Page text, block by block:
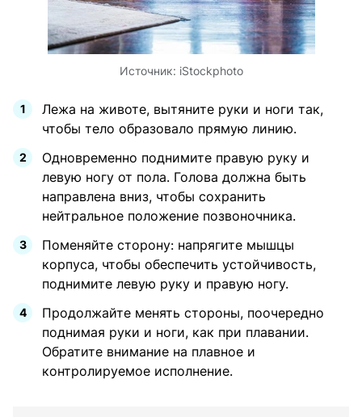
Источник: iStockphoto
Лежа на животе, вытяните руки и ноги так,
чтобы тело образовало прямую линию.
Одновременно поднимите правую руку и
левую ногу от пола. Голова должна быть
направлена ​​вниз, чтобы сохранить
нейтральное положение позвоночника.
Поменяйте сторону: напрягите мышцы
корпуса, чтобы обеспечить устойчивость,
поднимите левую руку и правую ногу.
Продолжайте менять стороны, поочередно
поднимая руки и ноги, как при плавании.
Обратите внимание на плавное и
контролируемое исполнение.